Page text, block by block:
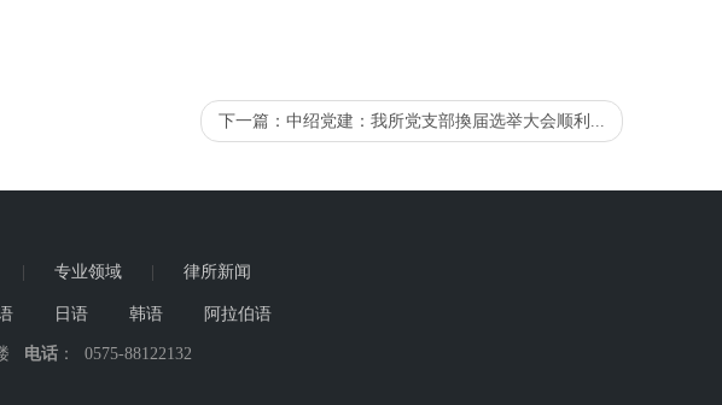
下一篇： 中绍党建：我所党支部換届选举大会顺利...
| 专业领域 | 律所新闻
日语 韩语 阿拉伯语
电话 ： 0575-88122132